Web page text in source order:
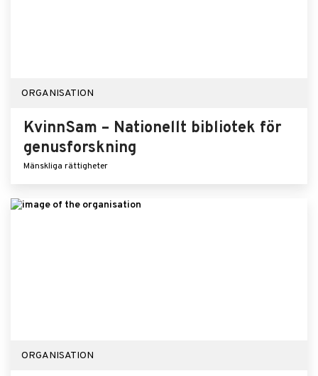
ORGANISATION
KvinnSam – Nationellt bibliotek för
genusforskning
Mänskliga rättigheter
ORGANISATION